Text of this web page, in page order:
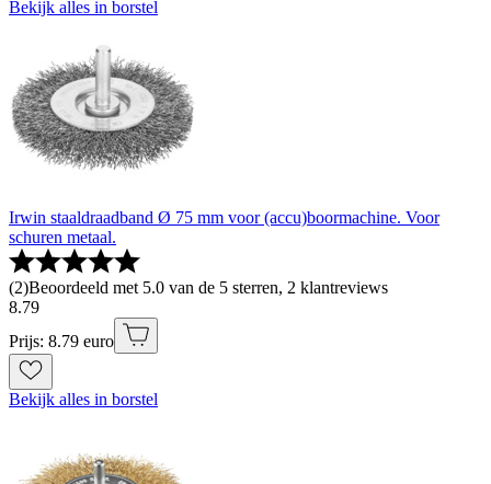
Bekijk alles in borstel
Irwin staaldraadband Ø 75 mm voor (accu)boormachine. Voor
schuren metaal.
(2)Beoordeeld met 5.0 van de 5 sterren, 2 klantreviews
8.79
Prijs: 8.79 euro
Bekijk alles in borstel